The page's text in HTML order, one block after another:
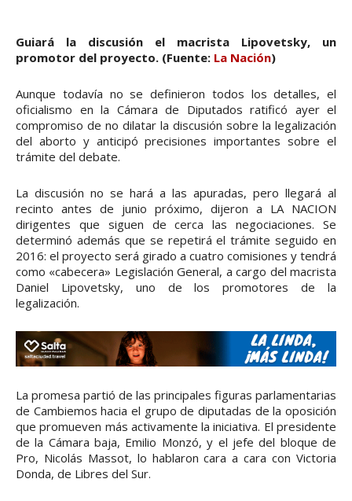
Guiará la discusión el macrista Lipovetsky, un
promotor del proyecto. (Fuente: La Nación)
Aunque todavía no se definieron todos los detalles, el
oficialismo en la Cámara de Diputados ratificó ayer el
compromiso de no dilatar la discusión sobre la legalización
del aborto y anticipó precisiones importantes sobre el
trámite del debate.
La discusión no se hará a las apuradas, pero llegará al
recinto antes de junio próximo, dijeron a LA NACION
dirigentes que siguen de cerca las negociaciones. Se
determinó además que se repetirá el trámite seguido en
2016: el proyecto será girado a cuatro comisiones y tendrá
como «cabecera» Legislación General, a cargo del macrista
Daniel Lipovetsky, uno de los promotores de la
legalización.
La promesa partió de las principales figuras parlamentarias
de Cambiemos hacia el grupo de diputadas de la oposición
que promueven más activamente la iniciativa. El presidente
de la Cámara baja, Emilio Monzó, y el jefe del bloque de
Pro, Nicolás Massot, lo hablaron cara a cara con Victoria
Donda, de Libres del Sur.